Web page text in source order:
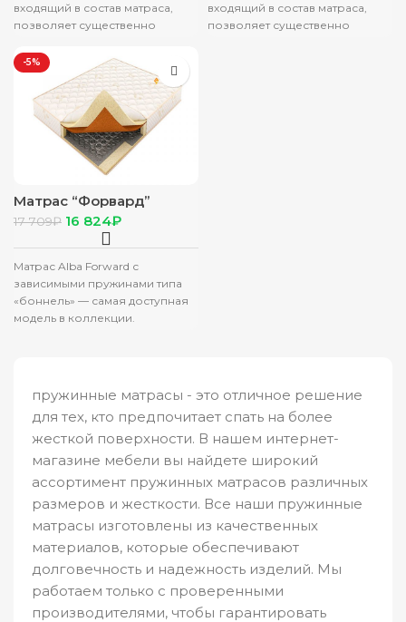
входящий в состав матраса,
позволяет существенно
изделия и значительно
входящий в состав матраса,
позволяет существенно
-5%
Матрас “Форвард”
160х200
17 709₽ 16 824₽
Матрас Alba Forward с
зависимыми пружинами типа
«боннель» — самая доступная
модель в коллекции.
пружинные матрасы - это отличное решение
для тех, кто предпочитает спать на более
жесткой поверхности. В нашем интернет-
магазине мебели вы найдете широкий
ассортимент пружинных матрасов различных
размеров и жесткости. Все наши пружинные
матрасы изготовлены из качественных
материалов, которые обеспечивают
долговечность и надежность изделий. Мы
работаем только с проверенными
производителями, чтобы гарантировать